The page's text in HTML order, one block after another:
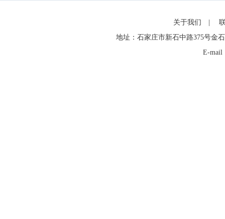
关于我们
地址：石家庄市新石中路375号金
E-mail